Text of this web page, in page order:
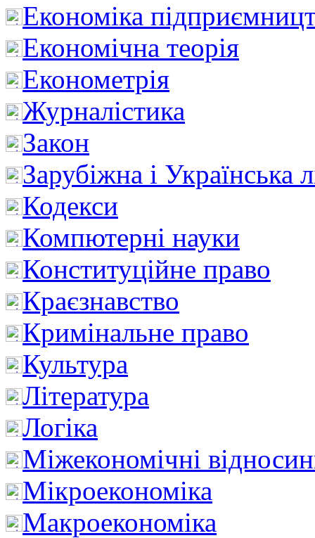
Економіка
Економічна теорія
Економетрія
Журналістика
Закон
Зарубіжна і Українська
Кодекси
Компютерні науки
Конституційне право
Краєзнавство
Кримінальне право
Культура
Література
Логіка
Міжекономічні
Мікроекономіка
Макроекономіка